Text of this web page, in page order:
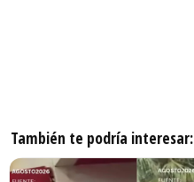
También te podría interesar: